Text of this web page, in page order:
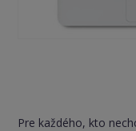
Pre každého, kto